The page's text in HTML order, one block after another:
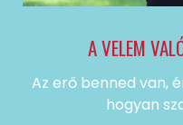
A VELEM
Az erő benned van,
hogyan